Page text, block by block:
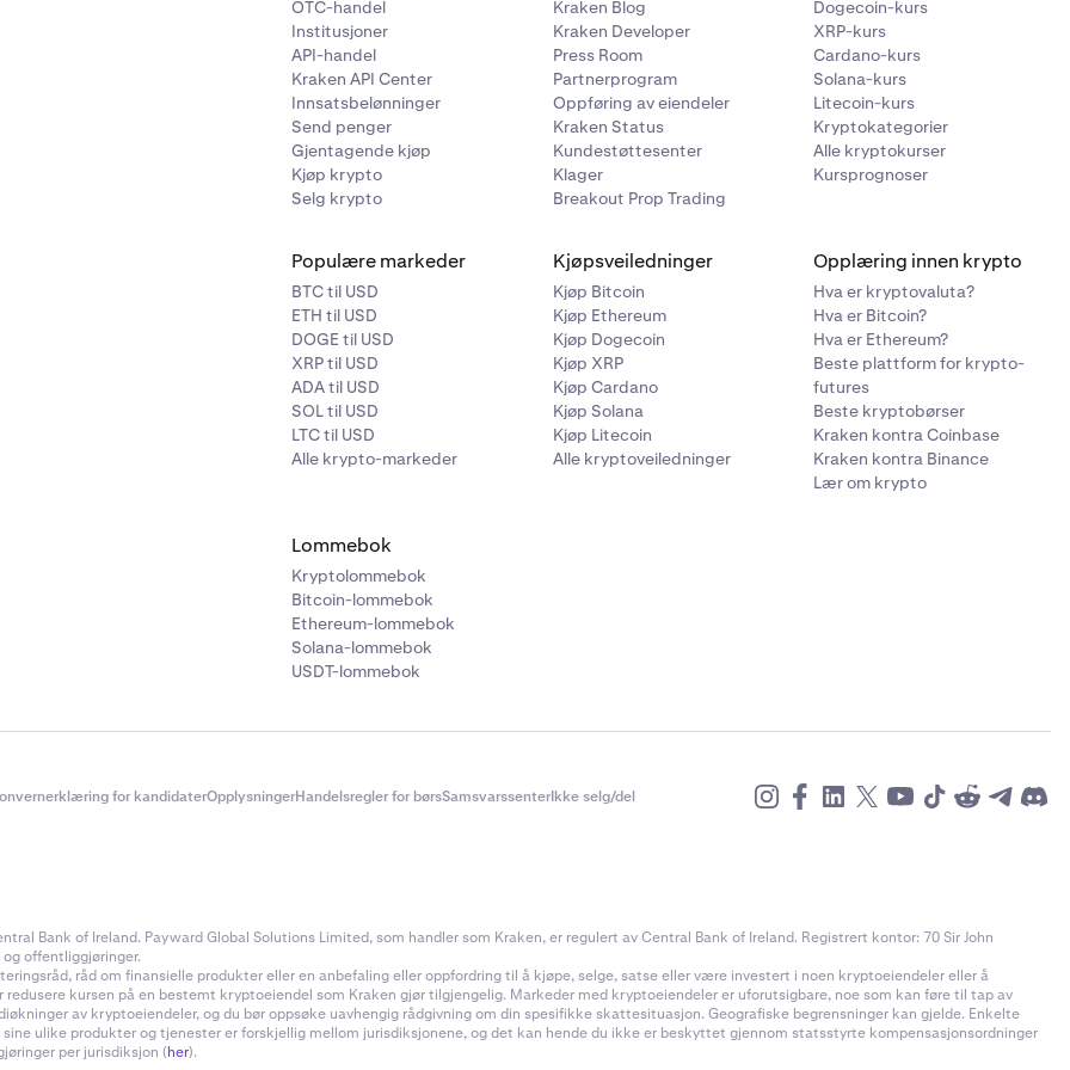
minus forpliktelser). Hvis du representerer en institusjon og
kvalifiserer som en ECP under testen med 10 millioner dollar i totale
din institusjon kvalifisere som en ECP under en av de
andre kategoriene av
. Vennligst gjennomgå kategoriene og kontakt Krakens kundestøtte
du representerer kvalifiserer for minst én av dem.
OTC-handel
Institusjoner
API-handel
Kraken API Center
Innsatsbelønninger
Send penger
Gjentagende kjøp
Kjøp krypto
Selg krypto
Kraken Blog
Kraken Developer
Press Room
Partnerprogram
Oppføring av eiendeler
Kraken Status
Kundestøttesenter
Klager
Breakout Prop Trading
Dogecoin-kurs
XRP-kurs
Cardano-kurs
Solana-kurs
Litecoin-kurs
Kryptokategorier
Alle kryptokurser
Kursprognoser
Populære markeder
BTC til USD
ETH til USD
DOGE til USD
XRP til USD
ADA til USD
SOL til USD
LTC til USD
Alle krypto-markeder
Kjøpsveiledninger
Kjøp Bitcoin
Kjøp Ethereum
Kjøp Dogecoin
Kjøp XRP
Kjøp Cardano
Kjøp Solana
Kjøp Litecoin
Alle kryptoveiledninger
Opplæring innen krypto
Hva er kryptovaluta?
Hva er Bitcoin?
Hva er Ethereum?
Beste plattform for krypto-
futures
Beste kryptobørser
Kraken kontra Coinbase
Kraken kontra Binance
Lær om krypto
Lommebok
Kryptolommebok
Bitcoin-lommebok
Ethereum-lommebok
Solana-lommebok
USDT-lommebok
for kandidaterOpplysningerHandelsregler for børsSamsvarssenterIkke selg/del
Bank of Ireland. Payward Global Solutions Limited, som handler som Kraken, er regulert av Central Bank of Ireland. Registrert kontor: 70 Sir John
offentliggjøringer.
råd om finansielle produkter eller en anbefaling eller oppfordring til å kjøpe, selge, satse eller være investert i noen kryptoeiendeler eller å
kursen på en bestemt kryptoeiendel som Kraken gjør tilgjengelig. Markeder med kryptoeiendeler er uforutsigbare, noe som kan føre til tap av
av kryptoeiendeler, og du bør oppsøke uavhengig rådgivning om din spesifikke skattesituasjon. Geografiske begrensninger kan gjelde. Enkelte
ulike produkter og tjenester er forskjellig mellom jurisdiksjonene, og det kan hende du ikke er beskyttet gjennom statsstyrte kompensasjonsordninger
per jurisdiksjon (her).